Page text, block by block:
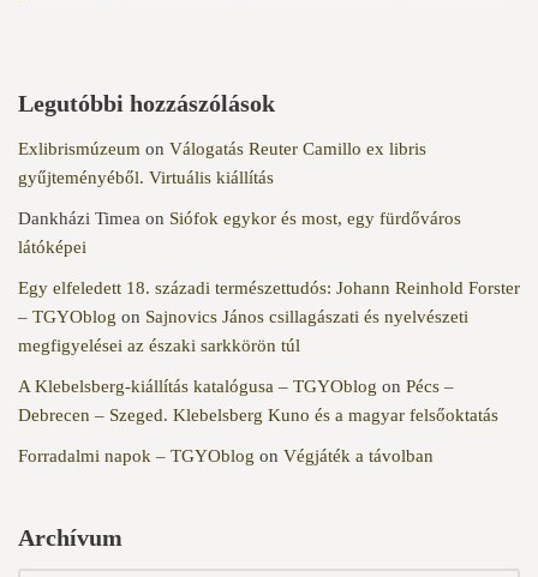
Legutóbbi hozzászólások
Exlibrismúzeum on Válogatás Reuter Camillo ex libris
gyűjteményéből. Virtuális kiállítás
Dankházi Timea on Siófok egykor és most, egy fürdőváros
látóképei
Egy elfeledett 18. századi természettudós: Johann Reinhold Forster
– TGYOblog on Sajnovics János csillagászati és nyelvészeti
megfigyelései az északi sarkkörön túl
A Klebelsberg-kiállítás katalógusa – TGYOblog on Pécs –
Debrecen – Szeged. Klebelsberg Kuno és a magyar felsőoktatás
Forradalmi napok – TGYOblog on Végjáték a távolban
Archívum